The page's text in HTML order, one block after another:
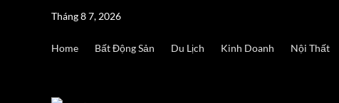
Tháng 8 7, 2026
Home Bất Động Sản Du Lịch Kinh Doanh Nội Thất